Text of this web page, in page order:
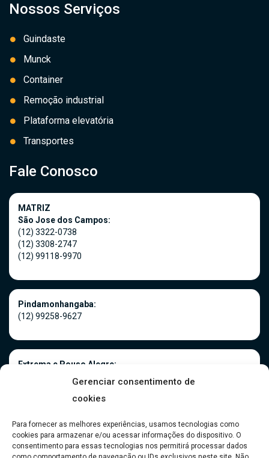
Gerenciar consentimento de
cookies
Para fornecer as melhores experiências, usamos tecnologias como
cookies para armazenar e/ou acessar informações do dispositivo. O
consentimento para essas tecnologias nos permitirá processar dados
Nossos Serviços
Guindaste
Munck
Container
Remoção industrial
Plataforma elevatória
Transportes
Fale Conosco
MATRIZ
São Jose dos Campos:
(12) 3322-0738
(12) 3308-2747
(12) 99118-9970
Pindamonhangaba:
(12) 99258-9627
Extrema e Pouso Alegre:
(35) 3181-0966
Caraguatatuba:
(12) 99118-9970